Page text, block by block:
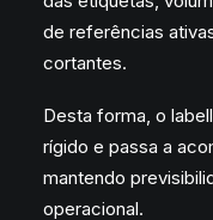
de referências
cortantes.
Desta forma, o
rígido e passa a
mantendo
operacional.